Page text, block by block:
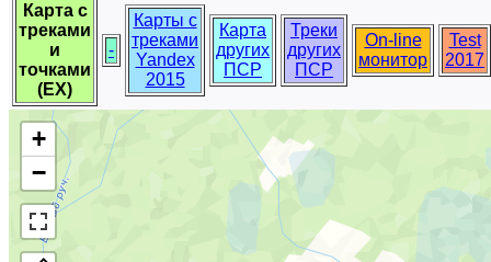
Карта с
треками
и
точками
(EX)
-
Карты с
треками
Yandex
2015
Карта
других
ПСР
Треки
других
ПСР
On-line
монитор
Test
2017
+
−